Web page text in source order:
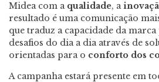
Midea com a qualidade, a
resultado é uma comunicação
que traduz a capacidade da
desafios do dia a dia através de
orientadas para o conforto dos
A campanha estará presente em